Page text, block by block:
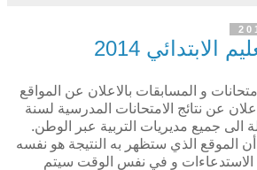
الابتدائي 2014
و المسابقات بالاعلان عن المواقع
عن نتائج الامتحانات المدرسية لسنة
الموقع الذي ستظهر به النتيجة هو نفسه
و في نفس الوقت سيتم